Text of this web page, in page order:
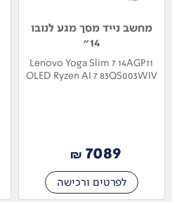
מחשב נייד מסך מגע לנובו
14"
Lenovo Yoga Slim 7 14AGP11
OLED Ryzen AI 7 83QS003WIV
7089
₪
לפרטים ורכישה